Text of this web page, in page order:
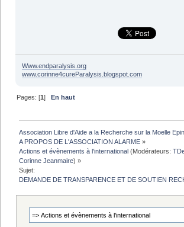
Www.endparalysis.org
www.corinne4cureParalysis.blogspot.com
Pages: [1]En haut
Association Libre d'Aide a la Recherche sur la Moelle
A PROPOS DE L'ASSOCIATION ALARME »
Actions et évènements à l'international (Modérateurs:
Corinne Jeanmaire) »
Sujet:
DEMANDE DE TRANSPARENCE ET DE SOUTIEN